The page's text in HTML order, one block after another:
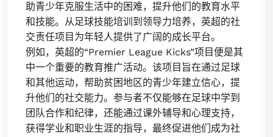
助青少年克服生活中的困难，提升他们的教育水平
和技能。从足球技能培训到领导力培养，英超的社
交责任项目为年轻人提供了广阔的成长平台。
例如，英超的“Premier League Kicks”项目便是其
中一个重要的教育推广活动。该项目旨在通过足球
和其他运动，帮助贫困地区的青少年建立信心，提
升他们的社交能力。参与者不仅能够在足球中学到
团队合作和纪律，还能通过课外辅导和心理支持，
获得学业和职业生涯的指导，最终促进他们成为社